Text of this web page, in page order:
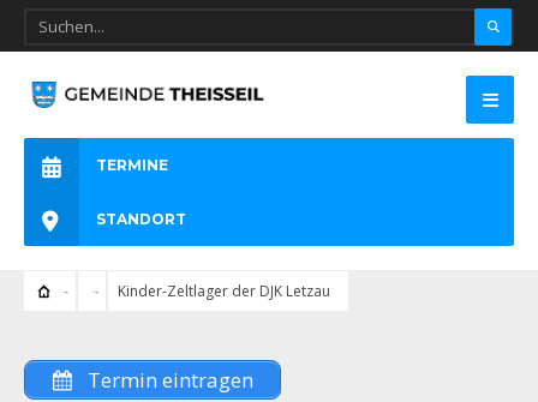
TERMINE
STANDORT
Kinder-Zeltlager der DJK Letzau
Termin eintragen